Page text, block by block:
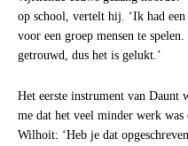
op school, vertelt hij. ‘Ik had
voor een groep mensen te
getrouwd, dus het is gelukt.’
Het eerste instrument van Daunt
me dat het veel minder werk was
Wilhoit: ‘Heb je dat